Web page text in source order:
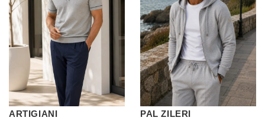
ARTIGIANI PAL ZILERI